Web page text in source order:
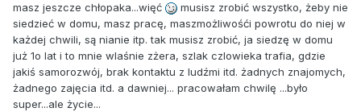
masz jeszcze chłopaka...więć
musisz zrobić wszystko, żeby nie
siedzieć w domu, masz pracę, maszmożliwośći powrotu do niej w
każdej chwili, są nianie itp. tak musisz zrobić, ja siedzę w domu
już 1o lat i to mnie wlaśnie zżera, szlak czlowieka trafia, gdzie
jakiś samorozwój, brak kontaktu z ludźmi itd. żadnych znajomych,
żadnego zajęcia itd. a dawniej... pracowałam chwilę ...było
super...ale życie...